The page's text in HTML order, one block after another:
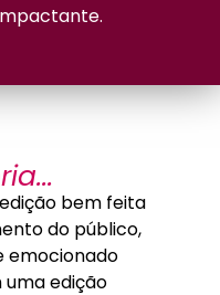
bem feita
do público,
emocionado
edição